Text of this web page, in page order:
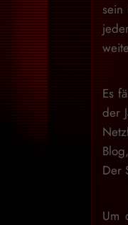
sein
Es
der
Der
Um